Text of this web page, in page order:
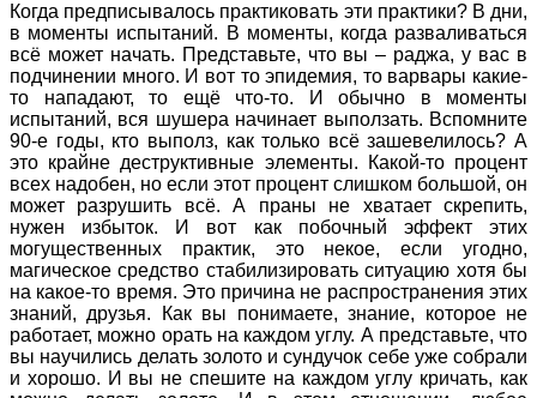
Когда предписывалось практиковать эти практики? В дни,
в моменты испытаний. В моменты, когда разваливаться
всё может начать. Представьте, что вы – раджа, у вас в
подчинении много. И вот то эпидемия, то варвары какие-
то нападают, то ещё что-то. И обычно в моменты
испытаний, вся шушера начинает выползать. Вспомните
90-е годы, кто выполз, как только всё зашевелилось? А
это крайне деструктивные элементы. Какой-то процент
всех надобен, но если этот процент слишком большой, он
может разрушить всё. А праны не хватает скрепить,
нужен избыток. И вот как побочный эффект этих
могущественных практик, это некое, если угодно,
магическое средство стабилизировать ситуацию хотя бы
на какое-то время. Это причина не распространения этих
знаний, друзья. Как вы понимаете, знание, которое не
работает, можно орать на каждом углу. А представьте, что
вы научились делать золото и сундучок себе уже собрали
и хорошо. И вы не спешите на каждом углу кричать, как